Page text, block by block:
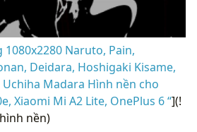
1080x2280 Naruto, Pain,
Deidara, Hoshigaki Kisame,
Uchiha Madara Hình nền cho
Xiaomi Mi A2 Lite, OnePlus 6 “](!
nền)